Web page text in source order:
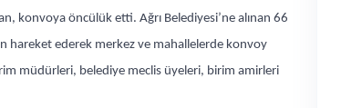
konvoya öncülük etti. Ağrı Belediyesi’ne alınan 66
hareket ederek merkez ve mahallelerde konvoy
müdürleri, belediye meclis üyeleri, birim amirleri